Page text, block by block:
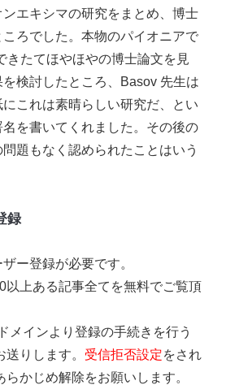
エキシマの研究をまとめ、博士
ろでした。本物のパイオニアで
きたてほやほやの博士論文を見
検討したところ、Basov 先生は
これは素晴らしい研究だ、とい
を書いてくれました。その後の
題もなく認められたことはいう
録
ー登録が必要です。
以上ある記事全てを無料でご覧頂
メインより登録の手続きを行う
りします。 受信拒否設定をされ
らかじめ解除をお願いします。